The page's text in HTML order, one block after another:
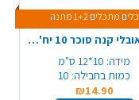
כלים מתכלים 1+2 מתנה
מגש אובלי קנה סוכר 10 יח'- גדול
מידה: 10*12 ס"מ
כמות בחבילה: 10
₪14.90